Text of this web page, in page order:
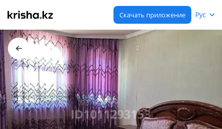
Скачать приложение Рус